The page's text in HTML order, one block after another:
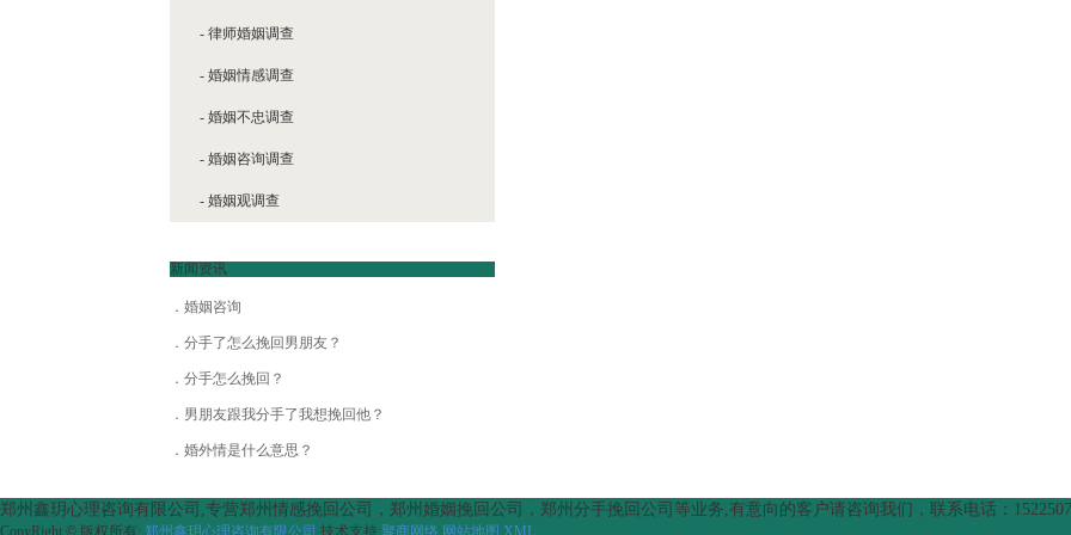
- 律师婚姻调查
- 婚姻情感调查
- 婚姻不忠调查
- 婚姻咨询调查
- 婚姻观调查
新闻资讯
婚姻咨询
分手了怎么挽回男朋友？
分手怎么挽回？
男朋友跟我分手了我想挽回他？
婚外情是什么意思？
郑州鑫玥心理咨询有限公司,专营郑州情感挽回公司，郑州婚姻挽回公司，郑州分手挽回公司等业务,有意向的客户请咨询我们，联系电话：
CopyRight © 版权所有: 郑州鑫玥心理咨询有限公司 技术支持:聚商网络 网站地图 XML